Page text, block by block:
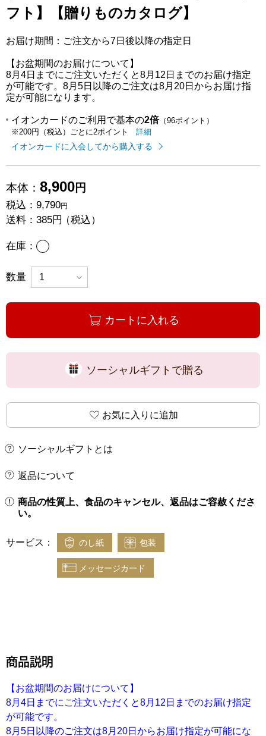
フト】【贈りものカタログ】
お届け期間：ご注文から7日後以降の指定日
【お盆期間のお届けについて】
8月4日までにご注文いただくと8月12日までのお届け指定
が可能です。8月5日以降のご注文は8月20日からお届け指
定が可能になります。
イオンカードのご利用で基本の2倍（96ポイント）
※200円（税込）ごとに2ポイント
イオンカードのご利用でたまるポイ
詳細
イオンカードに入会してから購入する
本体： 8,900円
税込： 9,790円
送料： 385円（税込）
在庫： あり
数量
カートに入れる
ソーシャルギフトで贈る
お気に入りに追加
ソーシャルギフトとは
返品について
商品の性質上、食品のキャンセル、返品はご容赦くださ
い。
サービス： のし紙 包装
メッセージカード
商品説明
【お盆期間のお届けについて】
8月4日までにご注文いただくと8月12日までのお届け指定
が可能です。
8月5日以降のご注文は8月20日からお届け指定が可能にな